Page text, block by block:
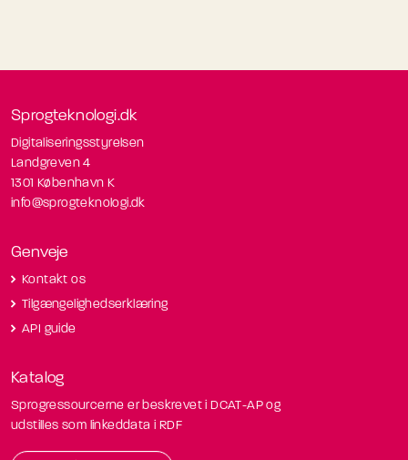
Sprogteknologi.dk
Digitaliseringsstyrelsen
Landgreven 4
1301 København K
info@sprogteknologi.dk
Genveje
Kontakt os
Tilgængelighedserklæring
API guide
Katalog
Sprogressourcerne er beskrevet i DCAT-AP og
udstilles som linkeddata i RDF